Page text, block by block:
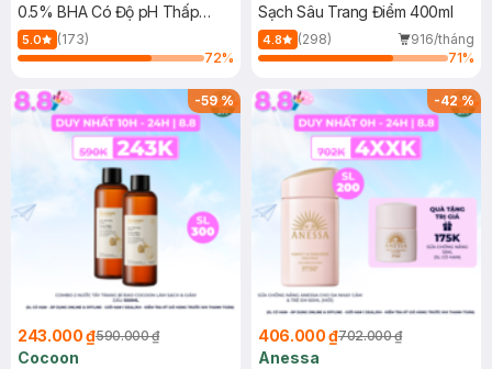
0.5% BHA Có Độ pH Thấp
150ml
5.0
(173)
72%
Sạch Sâu Trang Điểm 400ml
4.8 (298)
916/tháng
71%
-59%
243.000 ₫590.000 ₫
Cocoon
-42%
406.000 ₫702.000 ₫
Anessa